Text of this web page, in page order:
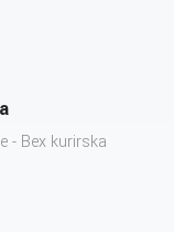
- Bex kurirska